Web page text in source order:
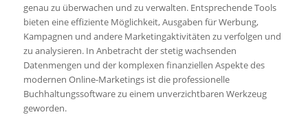
genau zu überwachen und zu verwalten. Entsprechende Tools
bieten eine effiziente Möglichkeit, Ausgaben für Werbung,
Kampagnen und andere Marketingaktivitäten zu verfolgen und
zu analysieren. In Anbetracht der stetig wachsenden
Datenmengen und der komplexen finanziellen Aspekte des
modernen Online-Marketings ist die professionelle
Buchhaltungssoftware zu einem unverzichtbaren Werkzeug
geworden.